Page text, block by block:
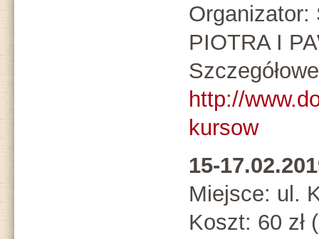
Organizator:
PIOTRA I
http://
kursow
15-
Miejsce: ul.
Koszt: 60 zł